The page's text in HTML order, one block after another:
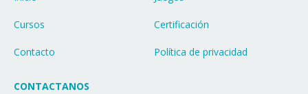
Cursos Certificación
Contacto Política de privacidad
CONTACTANOS